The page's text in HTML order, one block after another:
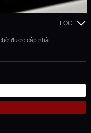
LỌC
được cập nhật.